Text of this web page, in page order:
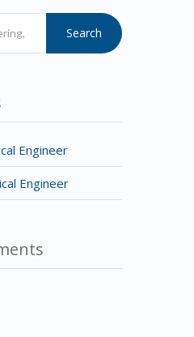
Search
Engineer
Engineer